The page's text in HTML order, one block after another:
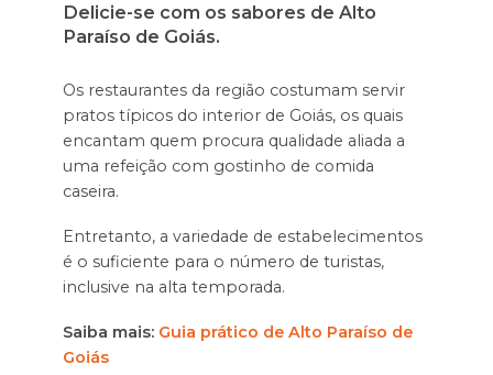
Delicie-se com os sabores de Alto
Paraíso de Goiás.
Os restaurantes da região costumam servir
pratos típicos do interior de Goiás, os quais
encantam quem procura qualidade aliada a
uma refeição com gostinho de comida
caseira.
Entretanto, a variedade de estabelecimentos
é o suficiente para o número de turistas,
inclusive na alta temporada.
Saiba mais: Guia prático de Alto Paraíso de
Goiás